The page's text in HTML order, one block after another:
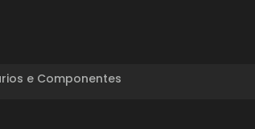
e Componentes